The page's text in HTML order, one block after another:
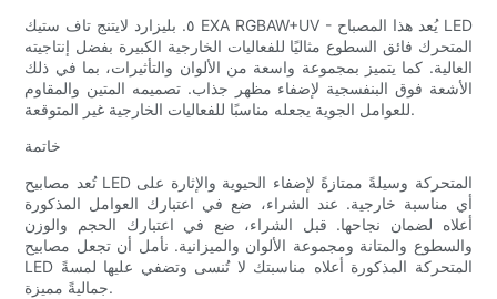
٥. بليزارد لايتنج تاف ستيك EXA RGBAW+UV - يُعد هذا المصباح LED
المتحرك فائق السطوع مثاليًا للفعاليات الخارجية الكبيرة بفضل إنتاجيته
العالية. كما يتميز بمجموعة واسعة من الألوان والتأثيرات، بما في ذلك
الأشعة فوق البنفسجية لإضفاء مظهر جذاب. تصميمه المتين والمقاوم
للعوامل الجوية يجعله مناسبًا للفعاليات الخارجية غير المتوقعة.
خاتمة
تُعد مصابيح LED المتحركة وسيلةً ممتازةً لإضفاء الحيوية والإثارة على
أي مناسبة خارجية. عند الشراء، ضع في اعتبارك العوامل المذكورة
أعلاه لضمان نجاحها. قبل الشراء، ضع في اعتبارك الحجم والوزن
والسطوع والمتانة ومجموعة الألوان والميزانية. نأمل أن تجعل مصابيح
LED المتحركة المذكورة أعلاه مناسبتك لا تُنسى وتضفي عليها لمسةً
جماليةً مميزة.